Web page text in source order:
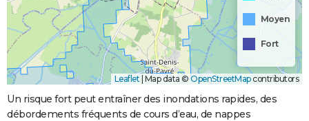
Moyen
Fort
Leaflet | Map data ©OpenStreetMapcontributors
Un risque fort peut entraîner des inondations rapides, des
débordements fréquents de cours d’eau, de nappes